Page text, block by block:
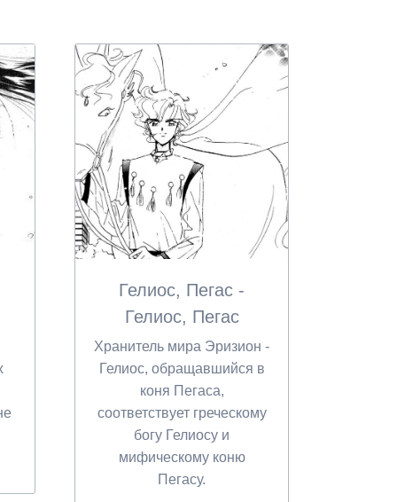
Гелиос, Пегас -
Гелиос, Пегас
Хранитель мира Эризион -
Гелиос, обращавшийся в
коня Пегаса,
соответствует греческому
богу Гелиосу и
мифическому коню
Пегасу.